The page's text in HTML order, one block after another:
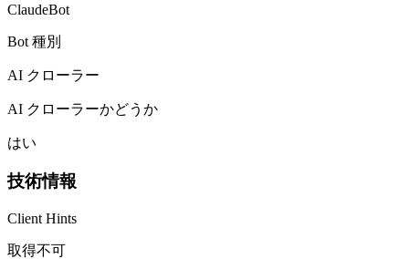
ClaudeBot
Bot 種別
AI クローラー
AI クローラーかどうか
はい
技術情報
Client Hints
取得不可